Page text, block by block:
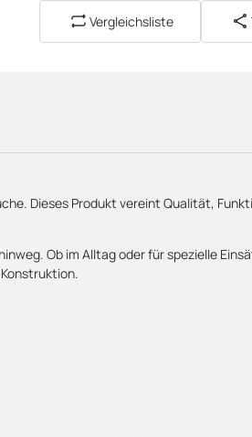
Vergleichsliste
Dieses Produkt vereint Qualität,
Ob im Alltag oder für spezielle